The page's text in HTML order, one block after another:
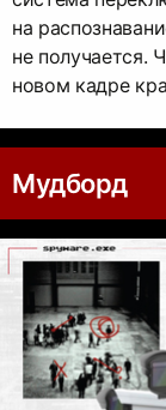
на
не получается.
новом кадре
Мудборд